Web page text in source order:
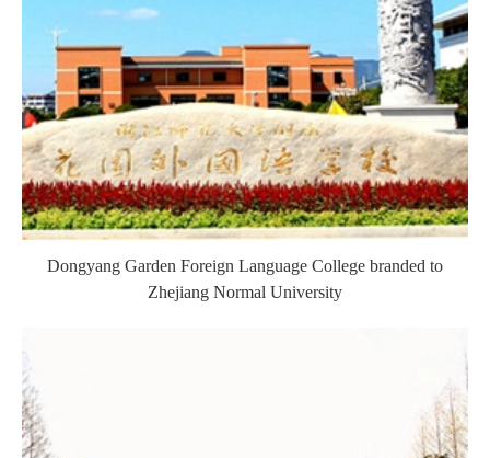
Dongyang Garden Foreign Language College branded to
Zhejiang Normal University